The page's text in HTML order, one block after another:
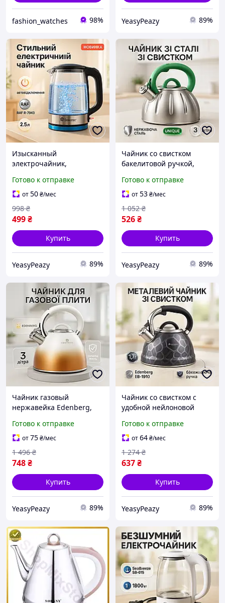
fashion_watches 98% YeasyPeazy 89%
Изысканный
электрочайник,
воды, Надежный
электрический чайник
GQ-83
Готово к отправке
от50₴/мес
499₴
998 ₴
Купить
YeasyPeazy 89%
Чайник со свистком
бакелитовой ручкой,
кухни Красивый для плит
FH-90
Готово к отправке
от53₴/мес
526₴
1 052 ₴
Купить
YeasyPeazy 89%
Чайник газовый
нержавейка Edenberg,
плиты 3 л литра для воды
на газ MA-73
Готово к отправке
от75₴/мес
748₴
1 496 ₴
Купить
YeasyPeazy 89%
Чайник со свистком с
удобной нейлоновой
свистком наплитные,
Красивый чайник для
плит CO-49
Готово к отправке
от64₴/мес
637₴
1 274 ₴
Купить
YeasyPeazy 89%